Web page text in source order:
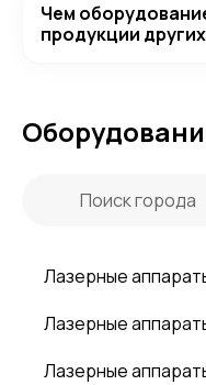
Чем
продукции
Лазерные
Лазерные
Лазерные